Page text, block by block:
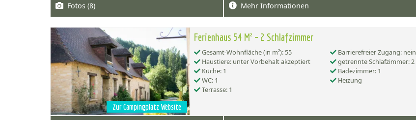
Fotos (8) Mehr Informationen
Zur Campingplatz Website
Ferienhaus 54 M² – 2 Schlafzimmer
Gesamt-Wohnfläche (in m²): 55
Barrierefreier Zugang: nein
Haustiere: unter Vorbehalt akzeptiert
getrennte Schlafzimmer: 2
Küche: 1
Badezimmer: 1
WC: 1
Heizung
Terrasse: 1